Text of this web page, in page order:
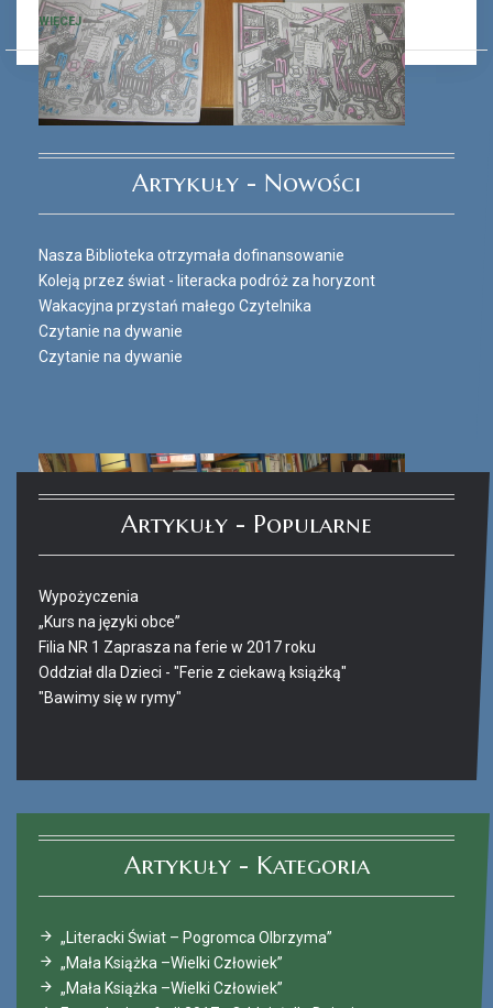
Ferie_2017_ODD_3.JPG
WIĘCEJ
Artykuły - Nowości
Nasza Biblioteka otrzymała dofinansowanie
Koleją przez świat - literacka podróż za horyzont
Wakacyjna przystań małego Czytelnika
Czytanie na dywanie
Czytanie na dywanie
Artykuły - Popularne
Wypożyczenia
„Kurs na języki obce”
Filia NR 1 Zaprasza na ferie w 2017 roku
Oddział dla Dzieci - "Ferie z ciekawą książką"
"Bawimy się w rymy"
Artykuły - Kategoria
„Literacki Świat – Pogromca Olbrzyma”
„Mała Książka –Wielki Człowiek”
„Mała Książka –Wielki Człowiek”